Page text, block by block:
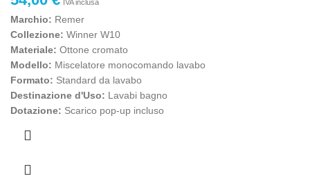
IVA inclusa
Marchio: Remer
Collezione: Winner W10
Materiale: Ottone cromato
Modello: Miscelatore monocomando lavabo
Formato: Standard da lavabo
Destinazione d'Uso: Lavabi bagno
Dotazione: Scarico pop-up incluso